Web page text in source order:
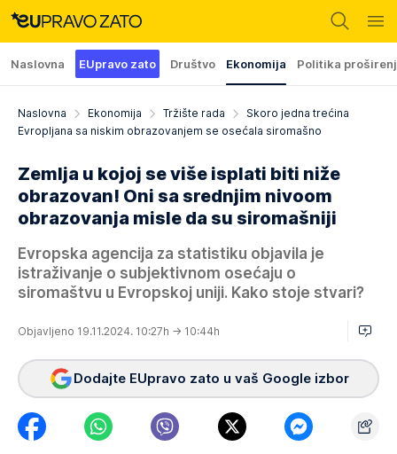
Naslovna EUpravo zato Društvo Ekonomija Politika
Naslovna Ekonomija Tržište rada
Skoro jedna trećina
Evropljana sa niskim obrazovanjem se osećala siromašno
Zemlja u kojoj se više isplati biti niže
obrazovan! Oni sa srednjim nivoom
obrazovanja misle da su siromašniji
Evropska agencija za statistiku objavila je
istraživanje o subjektivnom osećaju o
siromaštvu u Evropskoj uniji. Kako stoje stvari?
Objavljeno 19.11.2024. 10:27h → 10:44h
Dodajte EUpravo zato u vaš Google izbor